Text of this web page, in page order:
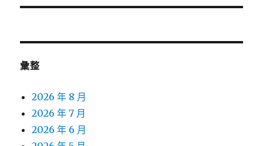
文
彙整
2026 年 8 月
2026 年 7 月
2026 年 6 月